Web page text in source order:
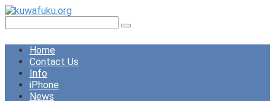
Skip
content
Home
Contact Us
Info
iPhone
News